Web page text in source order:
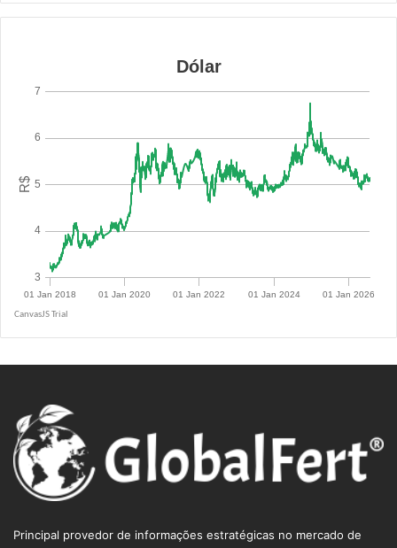
Principal provedor de informações estratégicas no mercado de